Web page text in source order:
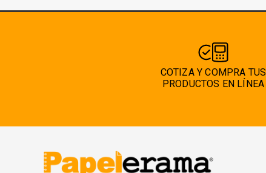
COTIZA Y COMPRA TUS
PRODUCTOS EN LÍNEA